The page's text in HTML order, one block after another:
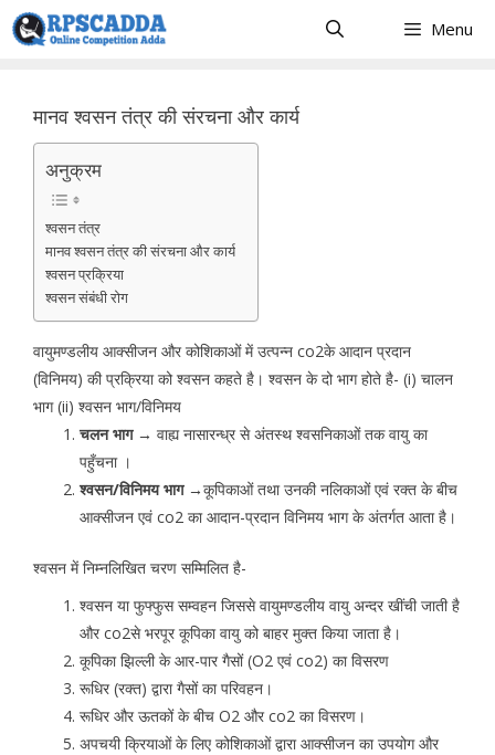
Skip
to
Menu
मानव श्वसन तंत्र की संरचना और कार्य
अनुक्रम
श्वसन तंत्र
मानव श्वसन तंत्र की संरचना और कार्य
श्वसन प्रक्रिया
श्वसन संबंधी रोग
वायुमण्डलीय आक्सीजन और कोशिकाओं में उत्पन्न co2के आदान प्रदान
(विनिमय) की प्रक्रिया को श्वसन कहते है। श्वसन के दो भाग होते है- (i) चालन
भाग (ii) श्वसन भाग/विनिमय
चलन भाग → वाह्य नासारन्ध्र से अंतस्थ श्वसनिकाओं तक वायु का
पहुँचना ।
श्वसन/विनिमय भाग →कूपिकाओं तथा उनकी नलिकाओं एवं रक्त के बीच
आक्सीजन एवं co2 का आदान-प्रदान विनिमय भाग के अंतर्गत आता है।
श्वसन में निम्नलिखित चरण सम्मिलित है-
श्वसन या फुफ्फुस सम्वहन जिससे वायुमण्डलीय वायु अन्दर खींची जाती है
और co2से भरपूर कूपिका वायु को बाहर मुक्त किया जाता है।
कूपिका झिल्ली के आर-पार गैसों (O2 एवं co2) का विसरण
रूधिर (रक्त) द्वारा गैसों का परिवहन।
रूधिर और ऊतकों के बीच O2 और co2 का विसरण।
अपचयी क्रियाओं के लिए कोशिकाओं द्वारा आक्सीजन का उपयोग और